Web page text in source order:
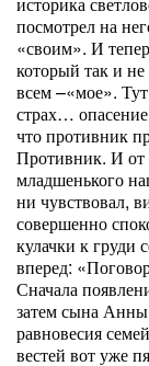
посмотрел на
«своим». И
который так и
всем –«мое».
страх…
что противник
Противник. И от
младшенького
ни чувствовал,
совершенно
кулачки к груди
вперед:
Сначала
затем сына
равновесия
вестей вот уже